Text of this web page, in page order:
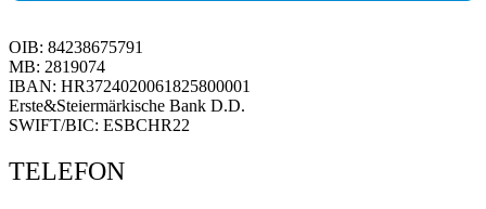
OIB: 84238675791
MB: 2819074
IBAN: HR3724020061825800001
Erste&Steiermärkische Bank D.D.
SWIFT/BIC: ESBCHR22
TELEFON